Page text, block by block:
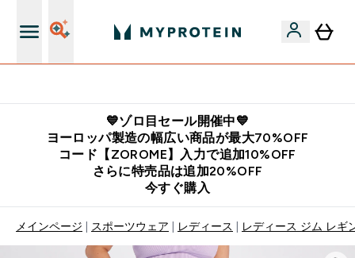
💙ゾロ目セール開催中💙
ヨーロッパ製造の幅広い商品が最大70%OFF
コード【ZOROME】入力で追加10%OFF
さらに特売品は追加20%OFF
今すぐ購入
メインページ スポーツウェア レディース レディース ジム レギ